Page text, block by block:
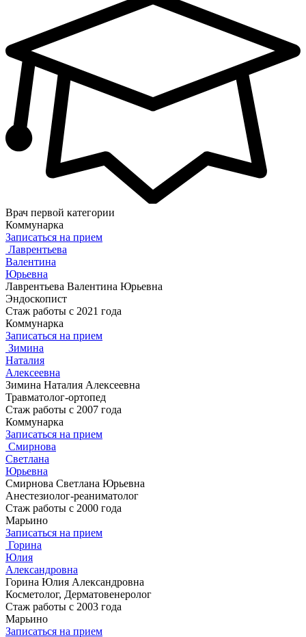
Врач первой категории
Коммунарка
Записаться на прием
Лаврентьева
Валентина
Юрьевна
Лаврентьева Валентина Юрьевна
Эндоскопист
Стаж работы с 2021 года
Коммунарка
Записаться на прием
Зимина
Наталия
Алексеевна
Зимина Наталия Алексеевна
Травматолог-ортопед
Стаж работы с 2007 года
Коммунарка
Записаться на прием
Смирнова
Светлана
Юрьевна
Смирнова Светлана Юрьевна
Анестезиолог-реаниматолог
Стаж работы с 2000 года
Марьино
Записаться на прием
Горина
Юлия
Александровна
Горина Юлия Александровна
Косметолог, Дерматовенеролог
Стаж работы с 2003 года
Марьино
Записаться на прием